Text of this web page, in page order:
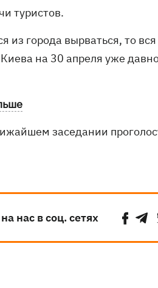
туристов.
из города вырваться, то
на 30 апреля уже
заседании
нас в соц. сетях